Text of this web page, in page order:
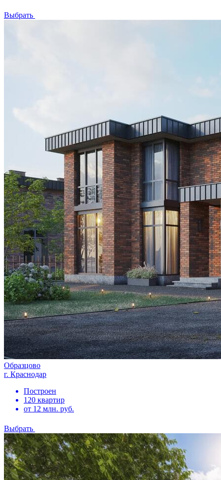
Выбрать
Образцово
г. Краснодар
Построен
120 квартир
от 12 млн. руб.
Выбрать